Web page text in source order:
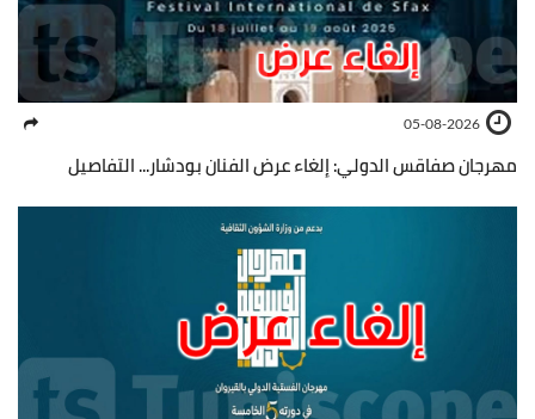
05-08-2026
مهرجان صفاقس الدولي: إلغاء عرض الفنان بودشار... التفاصيل